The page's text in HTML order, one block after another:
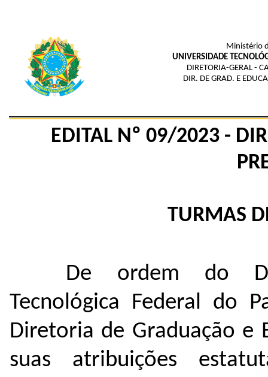
Ministério
UNIVERSIDADE
DIRETORIA-GERAL -
DIR. DE GRAD. E
EDITAL Nº 09/2023 -
TURMAS
De ordem do
Tecnológica Federal do
Diretoria de Graduação e
suas atribuições